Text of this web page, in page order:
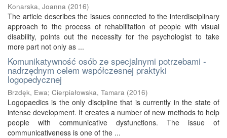
Konarska, Joanna (2016)
The article describes the issues connected to the interdisciplinary
approach to the process of rehabilitation of people with visual
disability, points out the necessity for the psychologist to take
more part not only as ...
Komunikatywność osób ze specjalnymi potrzebami -
nadrzędnym celem współczesnej praktyki
logopedycznej
Brzdęk, Ewa; Cierpiałowska, Tamara (2016)
Logopaedics is the only discipline that is currently in the state of
intense development. It creates a number of new methods to help
people with communicative dysfunctions. The issue of
communicativeness is one of the ...